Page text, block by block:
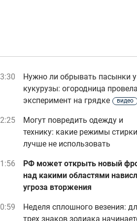
Нужно ли обрывать пасынки у
кукурузы: огородница провела
эксперимент на грядке
видео
Могут повредить одежду и
технику: какие режимы стирки
лучше не использовать
РФ может открыть новый
над какими областями
угроза вторжения
Неделя сплошного везения:
трех знаков зодиака